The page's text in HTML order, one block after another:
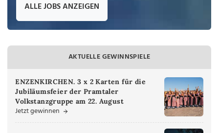
ALLE JOBS ANZEIGEN
AKTUELLE GEWINNSPIELE
ENZENKIRCHEN. 3 x 2 Karten für die
Jubiläumsfeier der Pramtaler
Volkstanzgruppe am 22. August
Jetzt gewinnen